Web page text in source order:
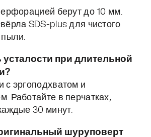
берут до 10 мм.
SDS-plus для чистого
пыли.
усталости при длительной
с эргоподхватом и
Работайте в перчатках,
30 минут.
шуруповерт